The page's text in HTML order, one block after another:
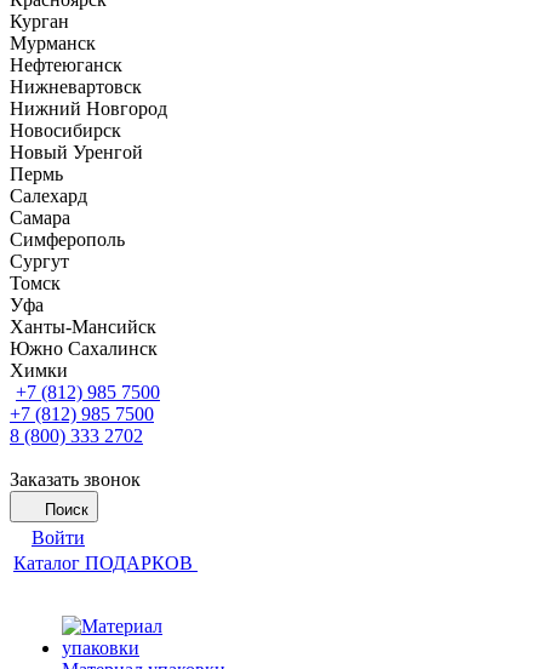
Курган
Мурманск
Нефтеюганск
Нижневартовск
Нижний Новгород
Новосибирск
Новый Уренгой
Пермь
Салехард
Самара
Симферополь
Сургут
Томск
Уфа
Ханты-Мансийск
Южно Сахалинск
Химки
+7 (812) 985 7500
+7 (812) 985 7500
8 (800) 333 2702
Заказать звонок
Поиск
Войти
Каталог ПОДАРКОВ